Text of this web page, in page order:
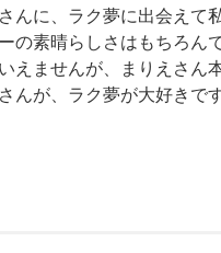
んに、ラク夢に出会えて
の素晴らしさはもちろん
えませんが、まりえさん
んが、ラク夢が大好きで